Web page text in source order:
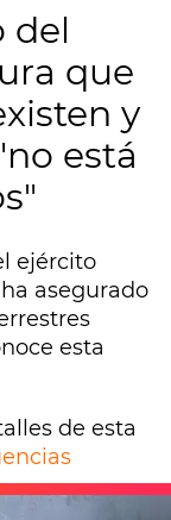
del
que
y
está
ejército
asegurado
esta
de esta